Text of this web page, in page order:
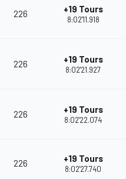
226 +19 Tours
8:02'11.918
226 +19 Tours
8:02'21.927
226 +19 Tours
8:02'22.074
226 +19 Tours
8:02'27.740